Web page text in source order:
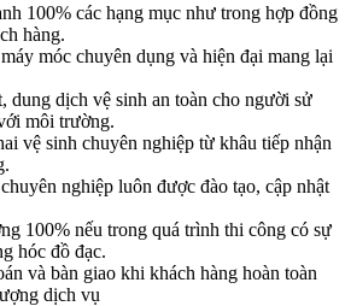
100% các hạng mục như trong hợp đồng
hàng.
móc chuyên dụng và hiện đại mang lại
dung dịch vệ sinh an toàn cho người sử
môi trường.
vệ sinh chuyên nghiệp từ khâu tiếp nhận
nghiệp luôn được đào tạo, cập nhật
100% nếu trong quá trình thi công có sự
hóc đồ đạc.
và bàn giao khi khách hàng hoàn toàn
dịch vụ